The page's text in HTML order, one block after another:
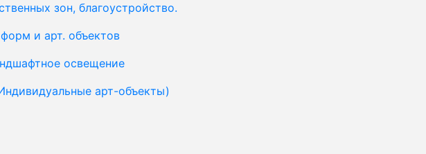
зон, благоустройство.
и арт. объектов
освещение
арт-объекты)